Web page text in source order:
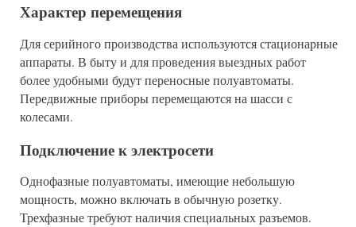
Характер перемещения
Для серийного производства используются стационарные
аппараты. В быту и для проведения выездных работ
более удобными будут переносные полуавтоматы.
Передвижные приборы перемещаются на шасси с
колесами.
Подключение к электросети
Однофазные полуавтоматы, имеющие небольшую
мощность, можно включать в обычную розетку.
Трехфазные требуют наличия специальных разъемов.